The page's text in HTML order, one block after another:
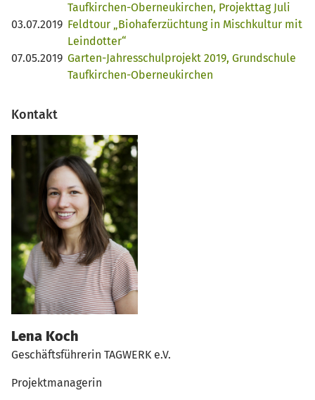
Taufkirchen-Oberneukirchen, Projekttag Juli
03.07.2019 Feldtour „Biohaferzüchtung in Mischkultur mit
Leindotter“
07.05.2019 Garten-Jahresschulprojekt 2019, Grundschule
Taufkirchen-Oberneukirchen
Kontakt
Lena Koch
Geschäftsführerin TAGWERK e.V.
Projektmanagerin